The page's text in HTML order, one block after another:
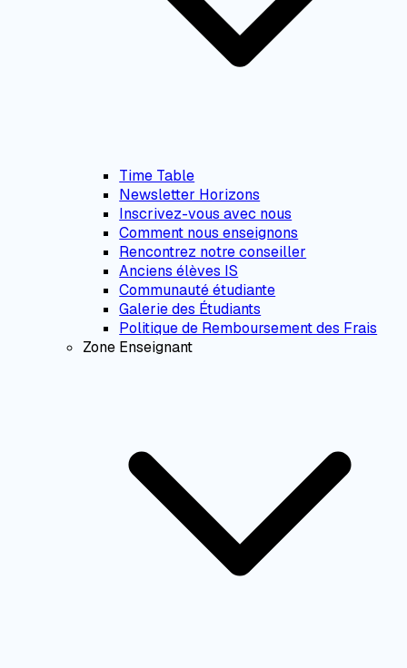
Time Table
Newsletter Horizons
Inscrivez-vous avec nous
Comment nous enseignons
Rencontrez notre conseiller
Anciens élèves IS
Communauté étudiante
Galerie des Étudiants
Politique de Remboursement des Frais
Zone Enseignant